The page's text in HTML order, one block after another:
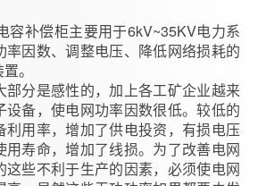
容补偿柜主要用于6kV~35KV电力系
率因数、调整电压、降低网络损耗的
。
部分是感性的，加上各工矿企业越来
设备，使电网功率因数很低。较低的
利用率，增加了供电投资，有损电压
用寿命，增加了线损。为了改善电网
这些不利于生产的因素，必须使电网